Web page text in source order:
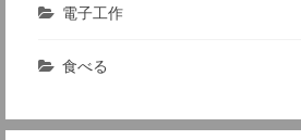
電子工作
食べる